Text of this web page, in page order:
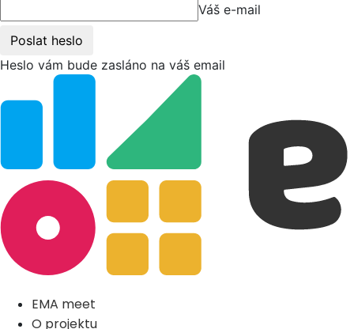
Váš e-mail
Heslo vám bude zasláno na váš email
EMA meet
O projektu